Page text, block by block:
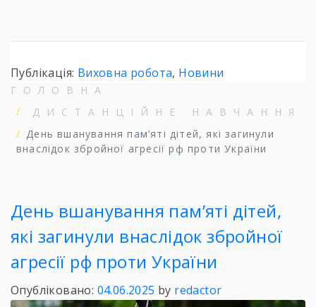
Публікація: Виховна робота, Новини
ГОЛОВНА
ДИСТАНЦІЙНЕ НАВЧАННЯ
День вшанування пам’яті дітей, які загинули
внаслідок збройної агресії рф проти України
День вшанування пам’яті дітей,
які загинули внаслідок збройної
агресії рф проти України
Опубліковано: 04.06.2025 by redactor